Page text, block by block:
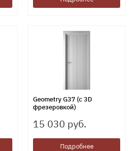
Geometry G37 (с 3D
фрезеровкой)
15 030 руб.
Подробнее